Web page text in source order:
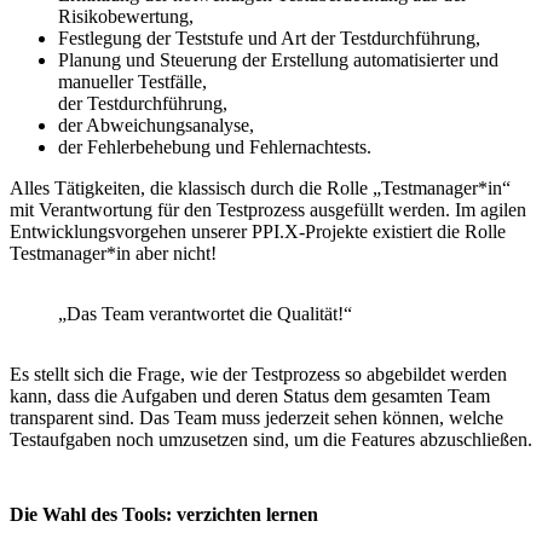
Risikobewertung,
Festlegung der Teststufe und Art der Testdurchführung,
Planung und Steuerung der Erstellung automatisierter und
manueller Testfälle,
der Testdurchführung,
der Abweichungsanalyse,
der Fehlerbehebung und Fehlernachtests.
Alles Tätigkeiten, die klassisch durch die Rolle „Testmanager*in“
mit Verantwortung für den Testprozess ausgefüllt werden. Im agilen
Entwicklungsvorgehen unserer PPI.X-Projekte existiert die Rolle
Testmanager*in aber nicht!
„Das Team verantwortet die Qualität!“
Es stellt sich die Frage, wie der Testprozess so abgebildet werden
kann, dass die Aufgaben und deren Status dem gesamten Team
transparent sind. Das Team muss jederzeit sehen können, welche
Testaufgaben noch umzusetzen sind, um die Features abzuschließen.
Die Wahl des Tools: verzichten lernen